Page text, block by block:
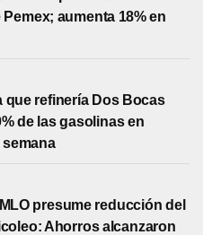
aumenta 18% en
que refinería Dos Bocas
de las gasolinas en
semana
presume reducción del
Ahorros alcanzaron